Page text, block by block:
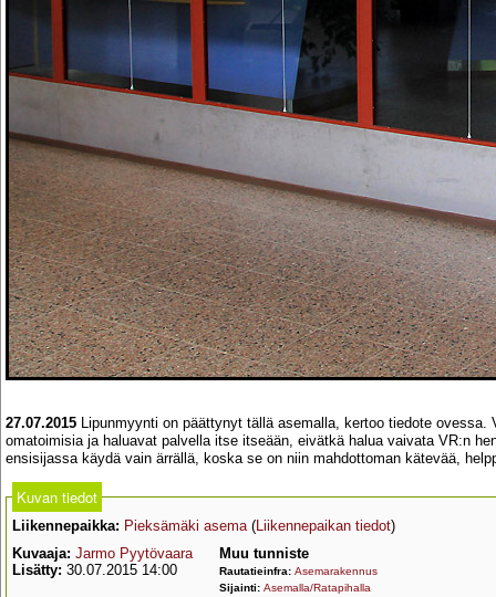
27.07.2015 Lipunmyynti on päättynyt tällä asemalla, kertoo tiedote
omatoimisia ja haluavat palvella itse itseään, eivätkä halua vaivata VR:n
ensisijassa käydä vain ärrällä, koska se on niin mahdottoman kätevää,
Kuvan tiedot
Liikennepaikka: Pieksämäki asema(Liikennepaikan tiedot)
Kuvaaja: Jarmo Pyytövaara
Lisätty: 30.07.2015 14:00
Muu tunniste
Rautatieinfra: Asemarakennus
Sijainti: Asemalla/Ratapihalla